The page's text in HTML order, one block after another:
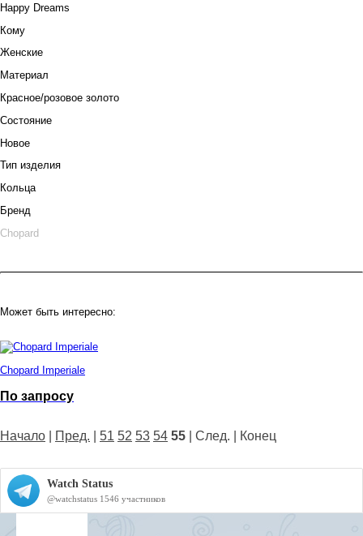
Happy Dreams
Кому
Женские
Материал
Красное/розовое золото
Состояние
Новое
Тип изделия
Кольца
Бренд
Chopard
Может быть интересно:
Chopard Imperiale
По запросу
Начало Пред. 51 52 53 54 55 | След. | Конец